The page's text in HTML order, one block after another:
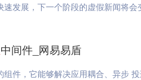
发展，下一个阶段的虚假新闻将
中间件_网易易盾
件，它能够解决应用耦合、异步